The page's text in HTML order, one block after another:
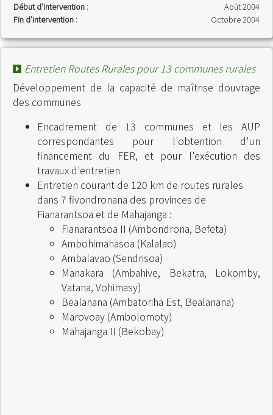
Début d'intervention :
Août 2004
Fin d'intervention :
Octobre 2004
Entretien Routes Rurales pour 13 communes rurales
Développement de la capacité de maîtrise douvrage
des communes
Encadrement de 13 communes et les AUP
correspondantes pour l'obtention d'un
financement du FER, et pour l'exécution des
travaux d'entretien
Entretien courant de 120 km de routes rurales
dans 7 fivondronana des provinces de
Fianarantsoa et de Mahajanga :
Fianarantsoa II (Ambondrona, Befeta)
Ambohimahasoa (Kalalao)
Ambalavao (Sendrisoa)
Manakara (Ambahive, Bekatra, Lokomby,
Vatana, Vohimasy)
Bealanana (Ambatoriha Est, Bealanana)
Marovoay (Ambolomoty)
Mahajanga II (Bekobay)